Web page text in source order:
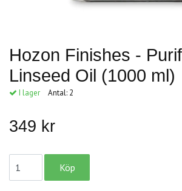
Hozon Finishes -
Linseed Oil (1000 ml)
I lager Antal: 2
349 kr